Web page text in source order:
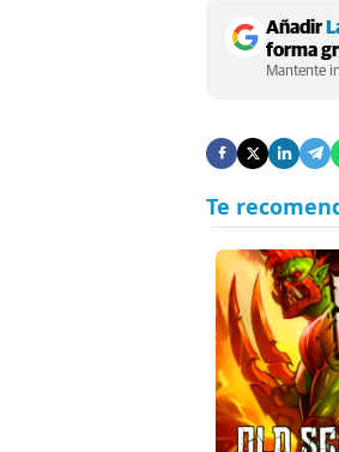
Añadir
forma
Mantente